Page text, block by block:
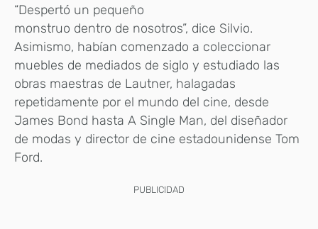
“Despertó un pequeño
monstruo dentro de nosotros”, dice Silvio.
Asimismo, habían comenzado a coleccionar
muebles de mediados de siglo y estudiado las
obras maestras de Lautner, halagadas
repetidamente por el mundo del cine, desde
James Bond hasta A Single Man, del diseñador
de modas y director de cine estadounidense Tom
Ford.
PUBLICIDAD